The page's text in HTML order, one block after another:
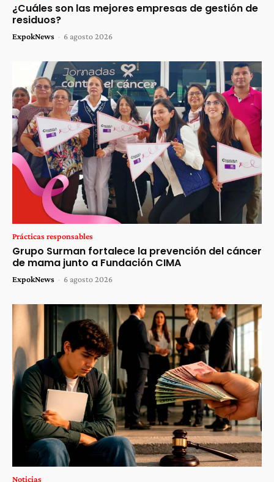
¿Cuáles son las mejores empresas de gestión de
residuos?
ExpokNews - 6 agosto 2026
Prácticas responsables
Grupo Surman fortalece la prevención del cáncer
de mama junto a Fundación CIMA
ExpokNews - 6 agosto 2026
Noticias